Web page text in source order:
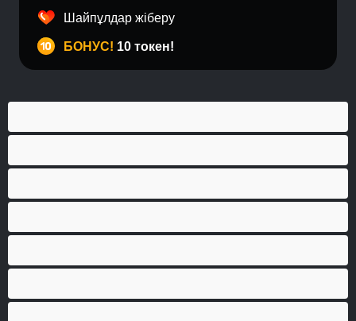
Шайпұлдар жіберу
БОНУС! 10 токен!